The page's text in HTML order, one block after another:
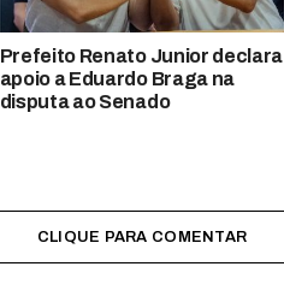
Prefeito Renato Junior declara
apoio a Eduardo Braga na
disputa ao Senado
CLIQUE PARA COMENTAR